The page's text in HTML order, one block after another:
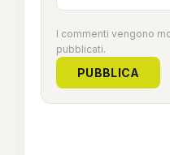
I commenti vengono
pubblicati.
PUBBLICA